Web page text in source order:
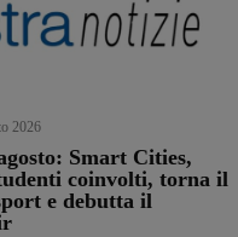
2026
Smart Cities,
coinvolti, torna il
e debutta il